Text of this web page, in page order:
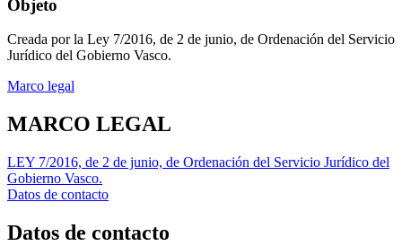
Objeto
Creada por la Ley 7/2016, de 2 de junio, de Ordenación del Servicio
Jurídico del Gobierno Vasco.
Marco legal
MARCO LEGAL
LEY 7/2016, de 2 de junio, de Ordenación del Servicio Jurídico del
Gobierno Vasco.
Datos de contacto
Datos de contacto